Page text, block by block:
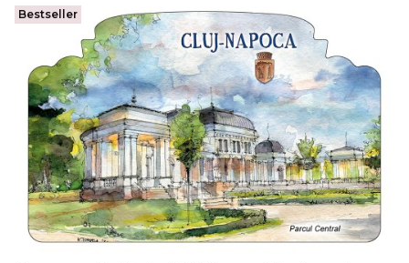
Bestseller